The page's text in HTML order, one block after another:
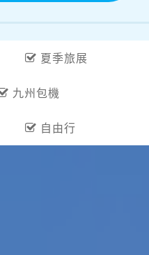
夏季旅展
九州包機
自由行